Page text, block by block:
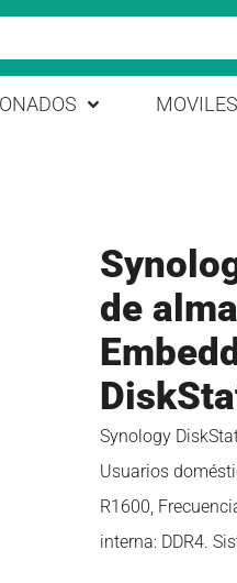
MOVILES
de
Synology
Usuarios
R1600,
interna: DDR4.